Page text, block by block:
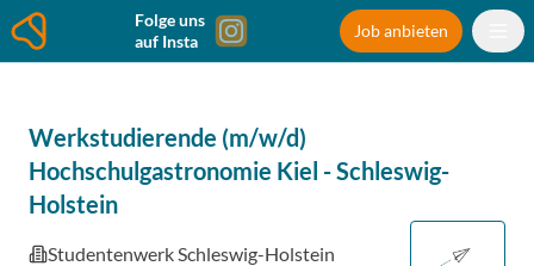
Folge uns
auf Insta
Job anbieten
Werkstudierende (m/w/d)
Hochschulgastronomie Kiel -Schleswig-
Holstein
Studentenwerk Schleswig-Holstein